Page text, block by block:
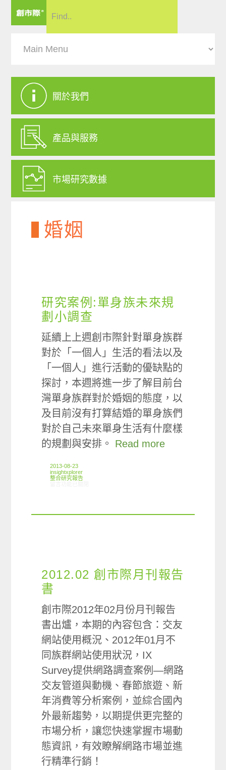
關於我們
產品與服務
市場研究數據
婚姻
研究案例:單身族未來規
劃小調查
延續上上週創市際針對單身族群
對於「一個人」生活的看法以及
「一個人」進行活動的優缺點的
探討，本週將進一步了解目前台
灣單身族群對於婚姻的態度，以
及目前沒有打算結婚的單身族們
對於自己未來單身生活有什麼樣
的規劃與安排。 Read more
2013-08-23
insightxplorer
整合研究報告
2012.02 創市際月刊報告
書
創市際2012年02月份月刊報告
書出爐，本期的內容包含：交友
網站使用概況、2012年01月不
同族群網站使用狀況，IX
Survey提供網路調查案例—網路
交友管道與動機、春節旅遊、新
年消費等分析案例，並綜合國內
外最新趨勢，以期提供更完整的
市場分析，讓您快速掌握市場動
態資訊，有效瞭解網路市場並進
行精準行銷！